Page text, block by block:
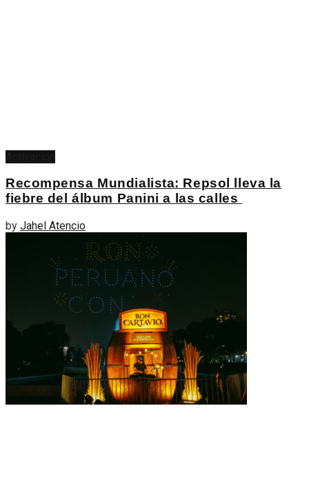
Recompensa Mundialista: Repsol lleva la
fiebre del álbum Panini a las calles
by Jahel Atencio